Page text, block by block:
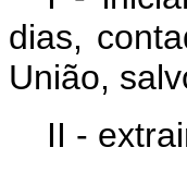
dias,
União,
II -